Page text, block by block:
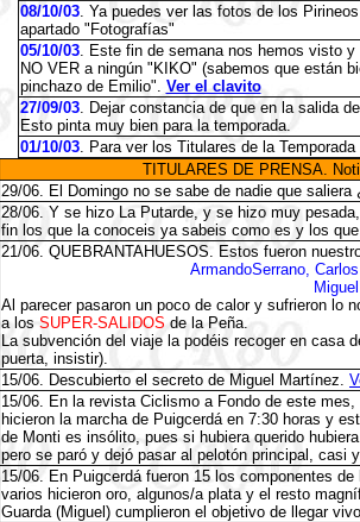
08/10/03. Ya puedes ver las fotos de los
apartado "Fotografías"
05/10/03. Este fin de semana nos hemos visto
NO VER a ningún "KIKO" (sabemos que están
pinchazo de Emilio". Ver el clavito
27/09/03. Dejar constancia de que en la salida
Esto pinta muy bien para la temporada.
01/10/03. Para ver los Titulares de la
TITULARES DE PRENSA.
29/06. El Domingo no se sabe de nadie que saliera
28/06. Y se hizo La Putarde, y se hizo muy
fin los que la conoceis ya sabeis como es y los
21/06. QUEBRANTAHUESOS. Estos fueron
ArmandoSerrano,
Al parecer pasaron un poco de calor y sufrieron lo
a los SUPER-SALIDOS de la Peña.
La subvención del viaje la podéis recoger en casa
puerta, insistir).
15/06. Descubierto el secreto de Miguel Martínez.
15/06. En la revista Ciclismo a Fondo de este
hicieron la marcha de Puigcerdá en 7:30 horas y
de Monti es insólito, pues si hubiera querido
pero se paró y dejó pasar al pelotón principal, casi
15/06. En Puigcerdá fueron 15 los componentes
varios hicieron oro, algunos/a plata y el resto
Guarda (Miguel) cumplieron el objetivo de llegar